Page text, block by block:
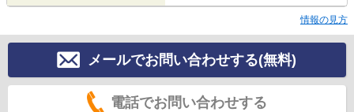
情報の見方
メールでお問い合わせする(無料)
電話でお問い合わせする